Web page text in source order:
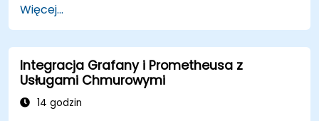
Automatyzować odpowiedzi na alerty w celu
szybszego rozwiązywania problemów.
Wykorzystywać Grafana do efektywnego
wizualizowania i zarządzania alertami.
Więcej...
Integracja Grafany i Prometheusa z
Usługami Chmurowymi
14 godzin